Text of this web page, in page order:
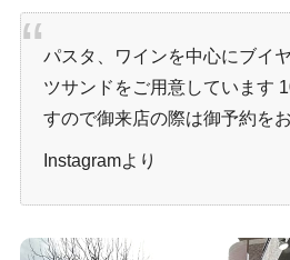
パスタ、ワインを中心にブイ
ツサンドをご用意しています
すので御来店の際は御予約を
Instagramより